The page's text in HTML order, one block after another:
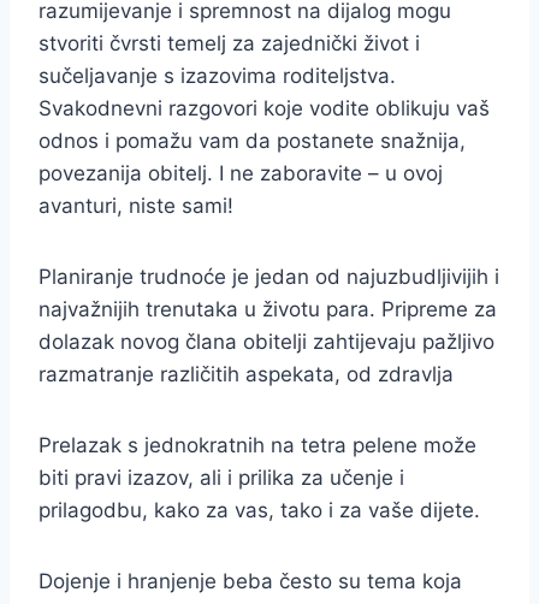
razumijevanje i spremnost na dijalog mogu
stvoriti čvrsti temelj za zajednički život i
sučeljavanje s izazovima roditeljstva.
Svakodnevni razgovori koje vodite oblikuju vaš
odnos i pomažu vam da postanete snažnija,
povezanija obitelj. I ne zaboravite – u ovoj
avanturi, niste sami!
Planiranje trudnoće je jedan od najuzbudljivijih i
najvažnijih trenutaka u životu para. Pripreme za
dolazak novog člana obitelji zahtijevaju pažljivo
razmatranje različitih aspekata, od zdravlja
Prelazak s jednokratnih na tetra pelene može
biti pravi izazov, ali i prilika za učenje i
prilagodbu, kako za vas, tako i za vaše dijete.
Dojenje i hranjenje beba često su tema koja